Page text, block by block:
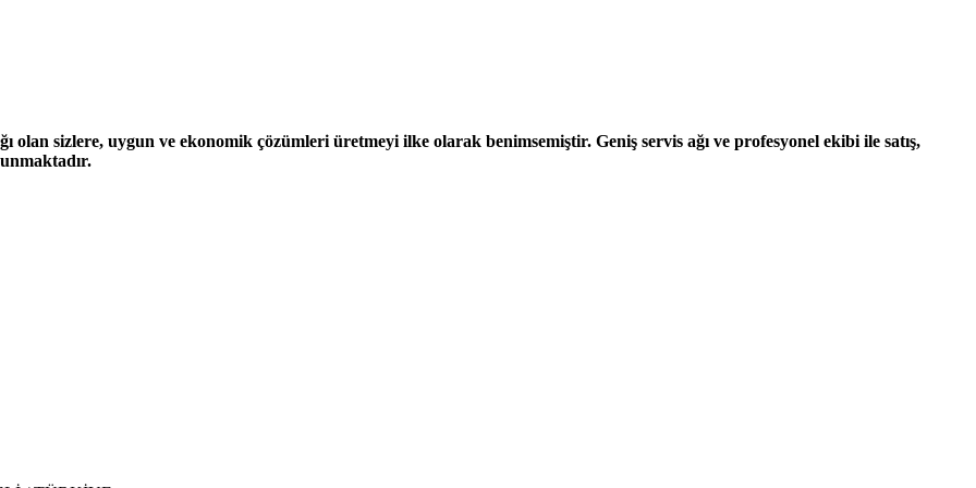
olan sizlere, uygun ve ekonomik çözümleri üretmeyi ilke olarak benimsemiştir. Geniş servis ağı ve profesyonel ekibi ile satış,